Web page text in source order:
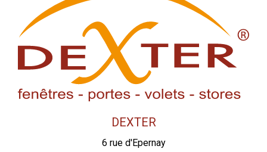
DEXTER
6 rue d'Epernay